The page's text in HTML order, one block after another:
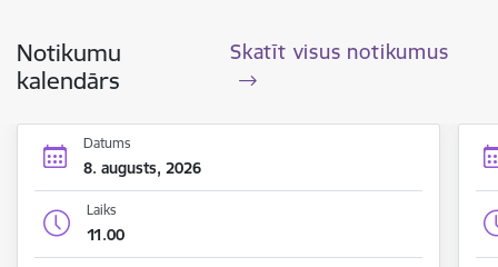
Notikumu
kalendārs
Skatīt visus notikumus
Datums
8. augusts, 2026
Laiks
11.00